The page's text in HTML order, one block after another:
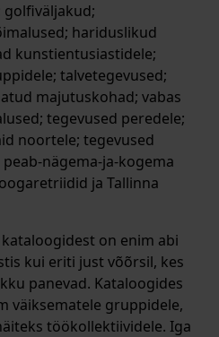
golfiväljakud;
hariduslikud
kunstientusiastidele;
talvetegevused;
majutuskohad; vabas
tegevused peredele;
noortele; tegevused
nägema-ja-kogema
ja Tallinna
on enim abi
kui eriti just võõrsil, kes
panevad. Kataloogides
väiksematele gruppidele,
töökollektiividele. Iga